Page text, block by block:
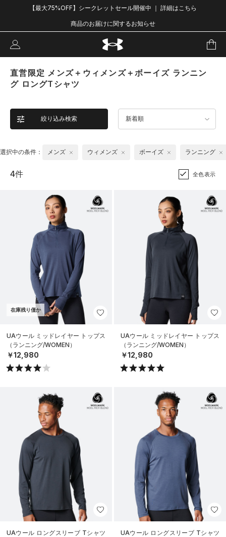
【最大75%OFF】シークレットセール開催中 ｜ 詳細はこちら
商品のお届けに関するお知らせ
直営限定 メンズ＋ウィメンズ＋ボーイズ ランニン
グ ロングTシャツ
絞り込み検索 新着順
選択中の条件： メンズ ウィメンズ ボーイズ ランニング
4件 全色表示
在庫残り僅か
UAウール ミッドレイヤー トップス
（ランニング/WOMEN）
￥12,980
UAウール ミッドレイヤー トップス
（ランニング/WOMEN）
￥12,980
UAウール ロングスリーブ Tシャツ
UAウール ロングスリーブ Tシャツ